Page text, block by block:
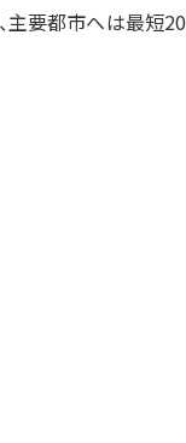
主要都市へは最短20